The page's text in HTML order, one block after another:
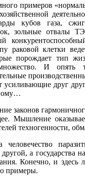
примеров
кубов газа,
зольные отвалы
раковой клетки
порождает тип
И
друг
законов
Мышление
техногенности,
другой, а
Конечно, и здесь
примеры.